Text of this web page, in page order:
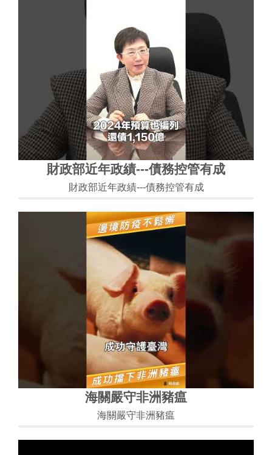
財政部近年政績---債務控管有成
財政部近年政績---債務控管有成
海關嚴守非洲豬瘟
海關嚴守非洲豬瘟